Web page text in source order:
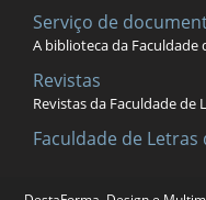
Serviço de
A biblioteca da Faculdade
Revistas
Revistas da Faculdade de
Faculdade de Letras